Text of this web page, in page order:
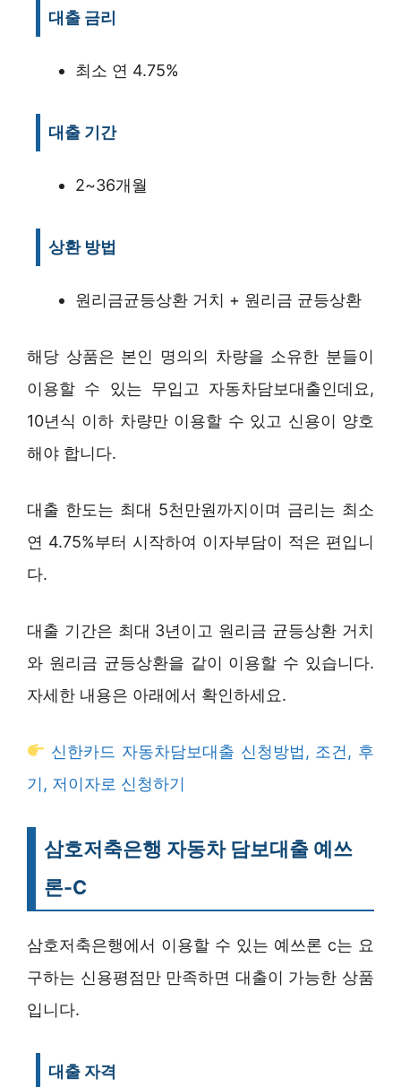
대출 금리
최소 연 4.75%
대출 기간
2~36개월
상환 방법
원리금균등상환 거치 + 원리금 균등상환
해당 상품은 본인 명의의 차량을 소유한 분들이
이용할 수 있는 무입고 자동차담보대출인데요,
10년식 이하 차량만 이용할 수 있고 신용이 양호
해야 합니다.
대출 한도는 최대 5천만원까지이며 금리는 최소
연 4.75%부터 시작하여 이자부담이 적은 편입니
다.
대출 기간은 최대 3년이고 원리금 균등상환 거치
와 원리금 균등상환을 같이 이용할 수 있습니다.
자세한 내용은 아래에서 확인하세요.
신한카드 자동차담보대출 신청방법, 조건, 후
기, 저이자로 신청하기
삼호저축은행 자동차 담보대출 예쓰
론-C
삼호저축은행에서 이용할 수 있는 예쓰론 c는 요
구하는 신용평점만 만족하면 대출이 가능한 상품
입니다.
대출 자격